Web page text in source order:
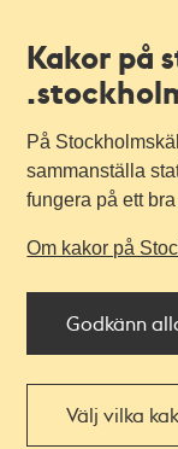
Kakor på
På
sammanställa
fungera på ett
Om kakor på
Godkänn
Välj vilka